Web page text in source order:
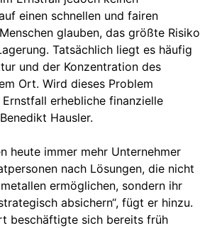
einen schnellen und fairen
glauben, das größte Risiko
Tatsächlich liegt es häufig
und der Konzentration des
Ort. Wird dieses Problem
erhebliche finanzielle
Hausler.
heute immer mehr Unternehmer
nach Lösungen, die nicht
ermöglichen, sondern ihr
absichern“, fügt er hinzu.
beschäftigte sich bereits früh